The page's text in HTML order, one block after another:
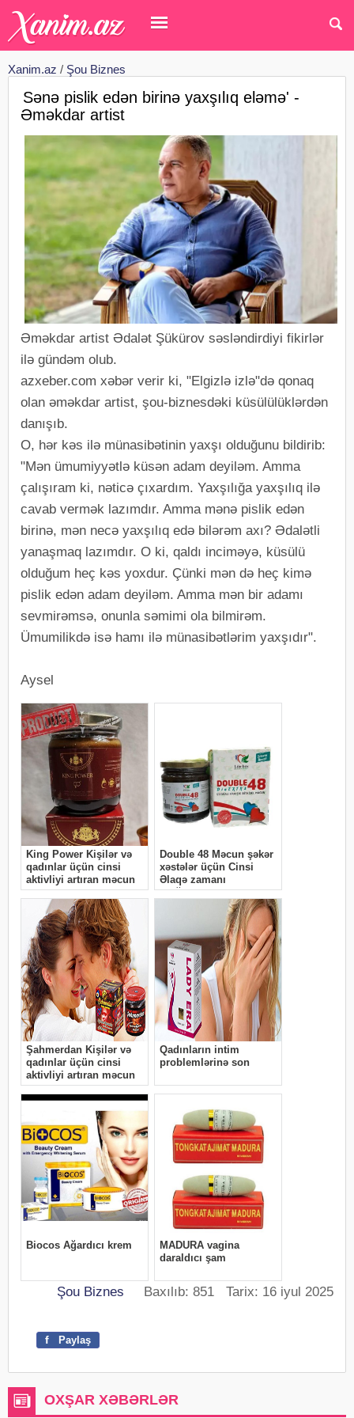
Xanim.az / Şou Biznes
Sənə pislik edən birinə yaxşılıq eləmə' -
Əməkdar artist
Əməkdar artist Ədalət Şükürov səsləndirdiyi fikirlər
ilə gündəm olub.
azxeber.com xəbər verir ki, "Elgizlə izlə"də qonaq
olan əməkdar artist, şou-biznesdəki küsülülüklərdən
danışıb.
O, hər kəs ilə münasibətinin yaxşı olduğunu bildirib:
"Mən ümumiyyətlə küsən adam deyiləm. Amma
çalışıram ki, nəticə çıxardım. Yaxşılığa yaxşılıq ilə
cavab vermək lazımdır. Amma mənə pislik edən
birinə, mən necə yaxşılıq edə bilərəm axı? Ədalətli
yanaşmaq lazımdır. O ki, qaldı inciməyə, küsülü
olduğum heç kəs yoxdur. Çünki mən də heç kimə
pislik edən adam deyiləm. Amma mən bir adamı
sevmirəmsə, onunla səmimi ola bilmirəm.
Ümumilikdə isə hamı ilə münasibətlərim yaxşıdır".
Aysel
Şou Biznes Baxılıb: 851 Tarix: 16 iyul 2025
f Paylaş
OXŞAR XƏBƏRLƏR